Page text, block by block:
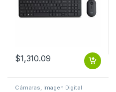
$1,310.09
Cámaras, Imagen Digital